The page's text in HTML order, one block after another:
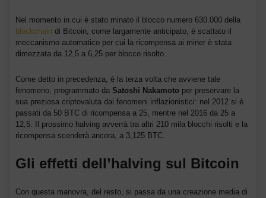
Nel momento in cui è stato minato il blocco numero 630.000 della
blockchain di Bitcoin, come largamente anticipato, è scattato il
meccanismo automatico per cui la ricompensa ai miner è stata
dimezzata da 12,5 a 6,25 per blocco risolto.
Come detto in precedenza, è la terza volta che avviene tale
fenomeno, programmato da Satoshi Nakamoto per preservare la
sua preziosa criptovaluta dai fenomeni inflazionistici: nel 2012 si è
passati da 50 BTC di ricompensa a 25, mentre nel 2016 da 25 a
12,5. Il prossimo halving avverrà tra altri 210 mila blocchi risolti e la
ricompensa scenderà ancora, a 3,125 BTC.
Gli effetti dell’halving sul Bitcoin
Con questa manovra, del resto, si passa da una creazione media di